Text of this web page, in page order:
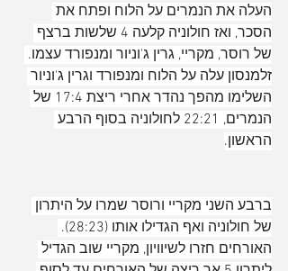
העלה את הנמרים על הלוח ופתח את
הסכר, ואז חולוניה קלעה 4 שלשות ברצף
של רוסר, מקריי, גרין ג'וניור ומנפורד עצמו.
זלמנסון עלה על הלוח ומנפורד וגרין ג'וניור
השלימו מהפך נהדר אחרי ריצת 17:4 של
הנמרים, 22:21 לחולוניה בסוף הרבע
הראשון.
ברבע השני מקריי ורוסר שמרו על היתרון
של חולוניה ואף הגדילו אותו (28:23).
האורחים חזרו לשיוויון, מקריי שוב הגדיל